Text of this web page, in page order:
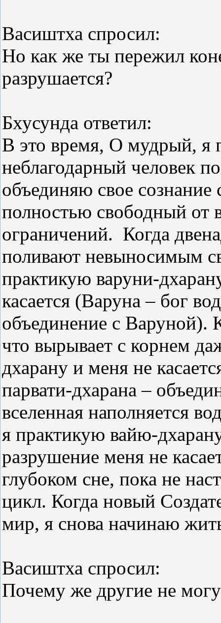
Васиштха спросил:
Но как же ты пережил
разрушается?
Бхусунда ответил:
В это время, О мудрый, я
неблагодарный человек
объединяю свое
полностью свободный от
ограничений. Когда
поливают невыносимым
практикую варуни-
касается (Варуна – бог
объединение с Варуной).
что вырывает с корнем
дхарану и меня не
парвати-дхарана –
вселенная наполняется
я практикую вайю-
разрушение меня не
глубоком сне, пока не
цикл. Когда новый
мир, я снова начинаю
Васиштха спросил:
Почему же другие не